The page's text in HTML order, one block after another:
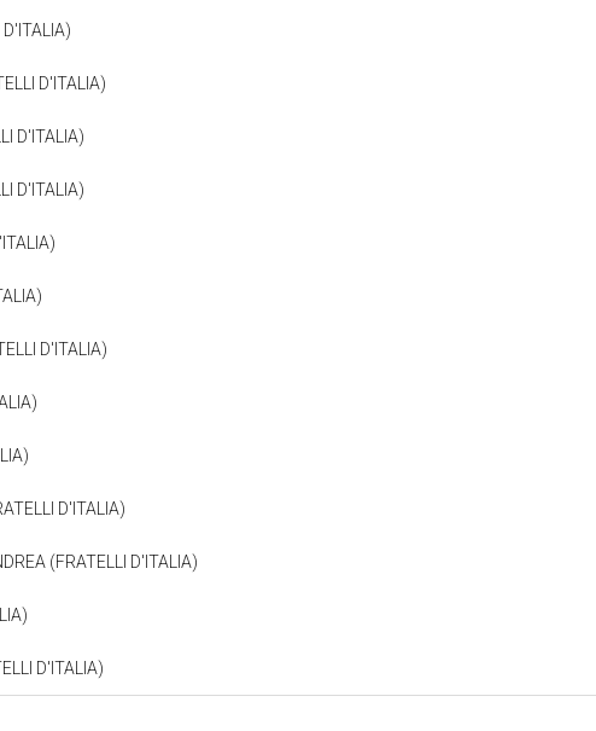
D'ITALIA)
D'ITALIA)
D'ITALIA)
D'ITALIA)
D'ITALIA)
(FRATELLI D'ITALIA)
D'ITALIA)